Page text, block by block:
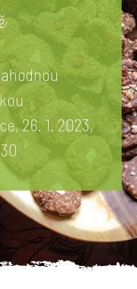
26. 1. 2023,